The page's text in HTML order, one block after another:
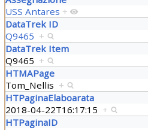
USS Antares +
DataTrek ID
Q9465 +
DataTrek Item
Q9465 +
HTMAPage
Tom_Nellis +
HTPaginaElaboarata
2018-04-22T16:17:15 +
HTPaginaID